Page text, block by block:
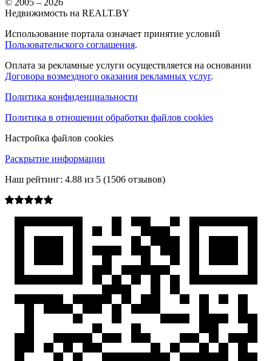
© 2005 – 2026
Недвижимость на REALT.BY
Использование портала означает принятие условий
Пользовательского соглашения.
Оплата за рекламные услуги осуществляется на основании
Договора возмездного оказания рекламных услуг.
Политика конфиденциальности
Политика в отношении обработки файлов cookies
Настройка файлов cookies
Раскрытие информации
Наш рейтинг: 4.88 из 5 (1506 отзывов)